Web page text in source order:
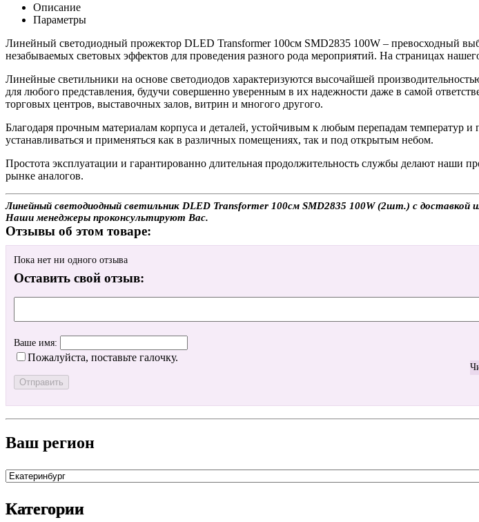
Описание
Параметры
Линейный светодиодный прожектор DLED Transformer 100см SMD2835 100W – превосходный
незабываемых световых эффектов для проведения разного рода мероприятий. На страницах
Линейные светильники на основе светодиодов характеризуются высочайшей
для любого представления, будучи совершенно уверенным в их надежности даже в самой
торговых центров, выставочных залов, витрин и многого другого.
Благодаря прочным материалам корпуса и деталей, устойчивым к любым перепадам температур
устанавливаться и применяться как в различных помещениях, так и под открытым небом.
Простота эксплуатации и гарантированно длительная продолжительность службы делают
рынке аналогов.
Линейный светодиодный светильник DLED Transformer 100см SMD2835 100W (2шт.) с доставкой
Наши менеджеры проконсультируют Вас.
Отзывы об этом товаре:
Пока нет ни одного отзыва
Оставить свой отзыв:
Ваше имя:
Пожалуйста, поставьте галочку.
Ваш регион
Категории